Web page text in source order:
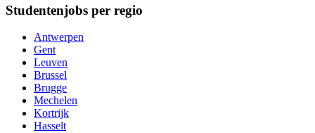
Studentenjobs per regio
Antwerpen
Gent
Leuven
Brussel
Brugge
Mechelen
Kortrijk
Hasselt